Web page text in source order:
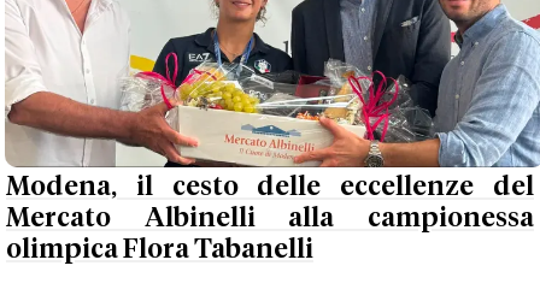
Modena, il cesto delle eccellenze del
Mercato Albinelli alla campionessa
olimpica Flora Tabanelli